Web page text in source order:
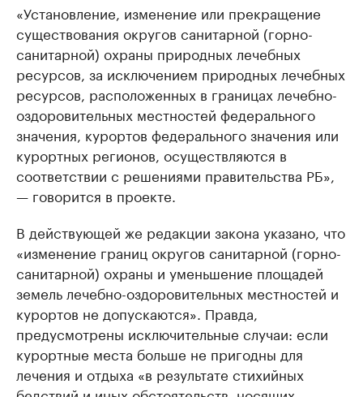
«Установление, изменение или прекращение
существования округов санитарной (горно-
санитарной) охраны природных лечебных
ресурсов, за исключением природных лечебных
ресурсов, расположенных в границах лечебно-
оздоровительных местностей федерального
значения, курортов федерального значения или
курортных регионов, осуществляются в
соответствии с решениями правительства РБ»,
— говорится в проекте.
В действующей же редакции закона указано, что
«изменение границ округов санитарной (горно-
санитарной) охраны и уменьшение площадей
земель лечебно-оздоровительных местностей и
курортов не допускаются». Правда,
предусмотрены исключительные случаи: если
курортные места больше не пригодны для
лечения и отдыха «в результате стихийных